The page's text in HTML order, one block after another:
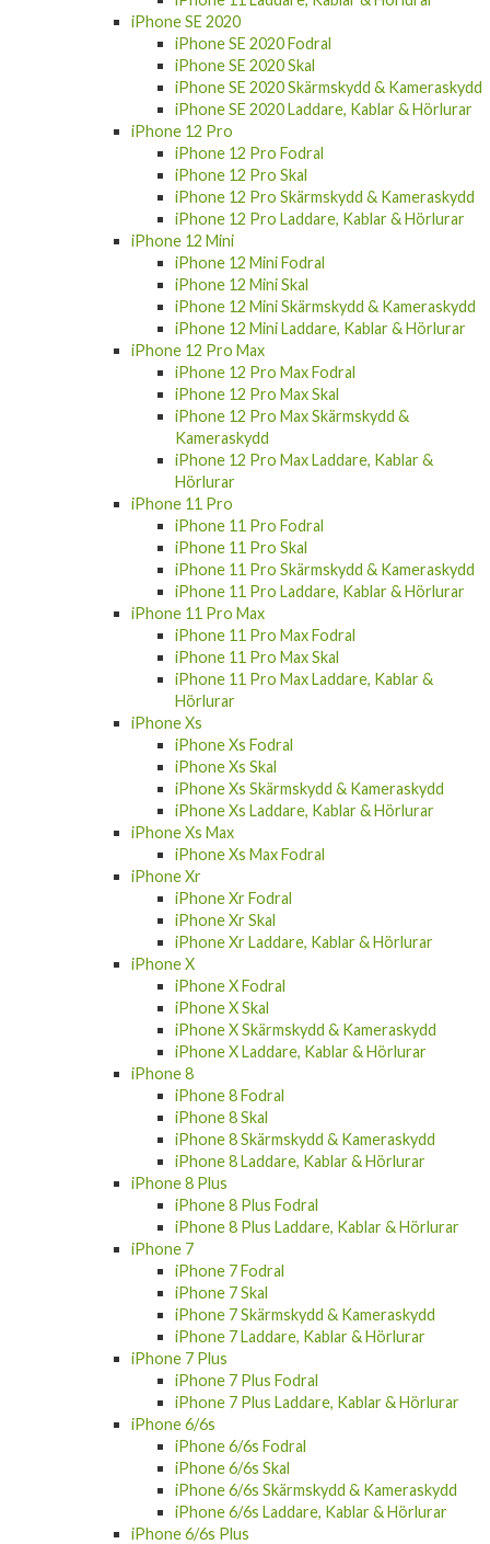
iPhone SE 2020
iPhone SE 2020 Fodral
iPhone SE 2020 Skal
iPhone SE 2020 Skärmskydd & Kameraskydd
iPhone SE 2020 Laddare, Kablar & Hörlurar
iPhone 12 Pro
iPhone 12 Pro Fodral
iPhone 12 Pro Skal
iPhone 12 Pro Skärmskydd & Kameraskydd
iPhone 12 Pro Laddare, Kablar & Hörlurar
iPhone 12 Mini
iPhone 12 Mini Fodral
iPhone 12 Mini Skal
iPhone 12 Mini Skärmskydd & Kameraskydd
iPhone 12 Mini Laddare, Kablar & Hörlurar
iPhone 12 Pro Max
iPhone 12 Pro Max Fodral
iPhone 12 Pro Max Skal
iPhone 12 Pro Max Skärmskydd &
Kameraskydd
iPhone 12 Pro Max Laddare, Kablar &
Hörlurar
iPhone 11 Pro
iPhone 11 Pro Fodral
iPhone 11 Pro Skal
iPhone 11 Pro Skärmskydd & Kameraskydd
iPhone 11 Pro Laddare, Kablar & Hörlurar
iPhone 11 Pro Max
iPhone 11 Pro Max Fodral
iPhone 11 Pro Max Skal
iPhone 11 Pro Max Laddare, Kablar &
Hörlurar
iPhone Xs
iPhone Xs Fodral
iPhone Xs Skal
iPhone Xs Skärmskydd & Kameraskydd
iPhone Xs Laddare, Kablar & Hörlurar
iPhone Xs Max
iPhone Xs Max Fodral
iPhone Xr
iPhone Xr Fodral
iPhone Xr Skal
iPhone Xr Laddare, Kablar & Hörlurar
iPhone X
iPhone X Fodral
iPhone X Skal
iPhone X Skärmskydd & Kameraskydd
iPhone X Laddare, Kablar & Hörlurar
iPhone 8
iPhone 8 Fodral
iPhone 8 Skal
iPhone 8 Skärmskydd & Kameraskydd
iPhone 8 Laddare, Kablar & Hörlurar
iPhone 8 Plus
iPhone 8 Plus Fodral
iPhone 8 Plus Laddare, Kablar & Hörlurar
iPhone 7
iPhone 7 Fodral
iPhone 7 Skal
iPhone 7 Skärmskydd & Kameraskydd
iPhone 7 Laddare, Kablar & Hörlurar
iPhone 7 Plus
iPhone 7 Plus Fodral
iPhone 7 Plus Laddare, Kablar & Hörlurar
iPhone 6/6s
iPhone 6/6s Fodral
iPhone 6/6s Skal
iPhone 6/6s Skärmskydd & Kameraskydd
iPhone 6/6s Laddare, Kablar & Hörlurar
iPhone 6/6s Plus